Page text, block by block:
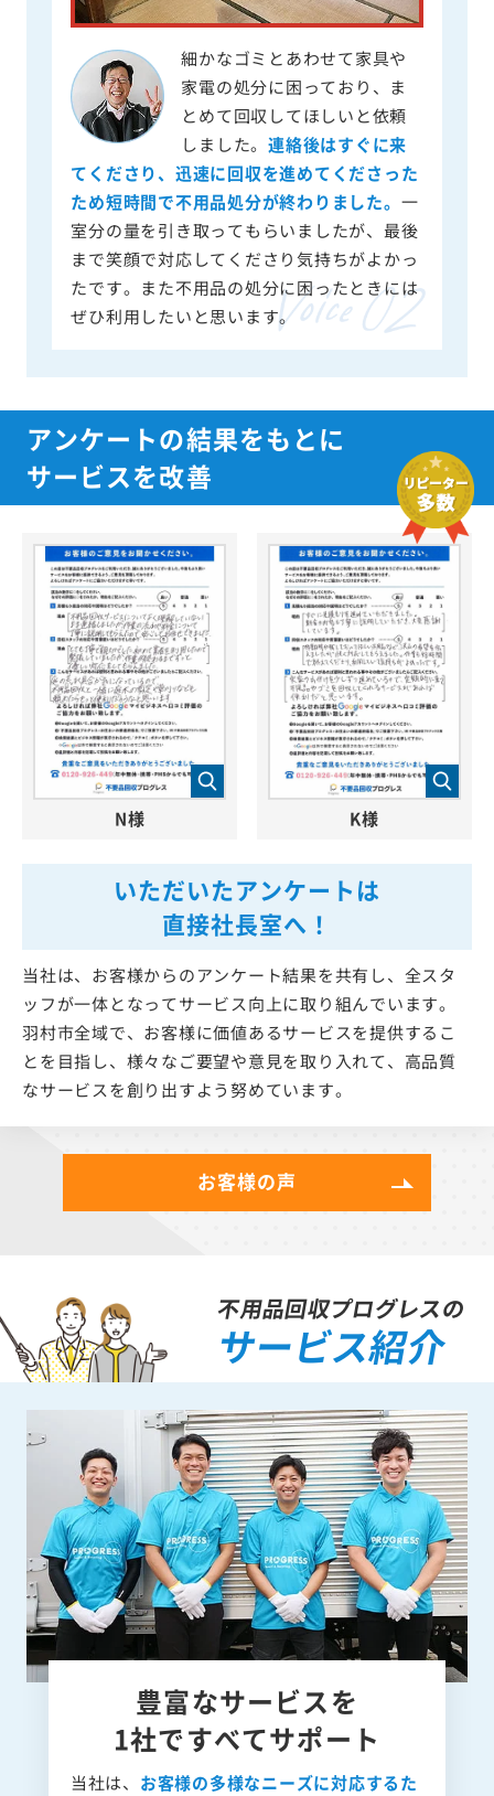
細かなゴミとあわせて家具や
家電の処分に困っており、ま
とめて回収してほしいと依頼
しました。連絡後はすぐに来
てくださり、迅速に回収を進めてくださった
ため短時間で不用品処分が終わりました。 一
室分の量を引き取ってもらいましたが、最後
まで笑顔で対応してくださり気持ちがよかっ
たです。また不用品の処分に困ったときには
ぜひ利用したいと思います。
アンケートの結果をもとに
サービスを改善
いただいたアンケートは
直接社長室へ！
当社は、お客様からのアンケート結果を共有し、全スタ
ッフが一体となってサービス向上に取り組んでいます。
羽村市全域で、お客様に価値あるサービスを提供するこ
とを目指し、様々なご要望や意見を取り入れて、高品質
なサービスを創り出すよう努めています。
N様 K様
お客様の声
不用品回収プログレスの
サービス紹介
豊富なサービスを
1社ですべてサポート
当社は、 お客様の多様なニーズに対応するた